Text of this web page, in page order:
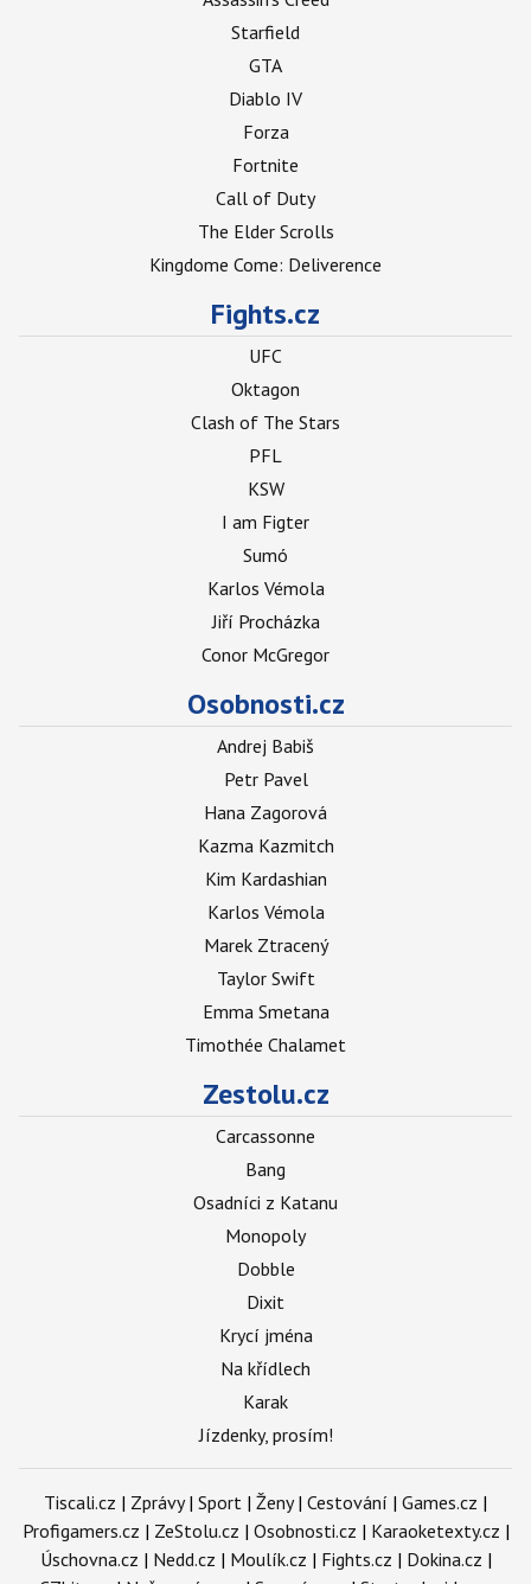
Starfield
GTA
Diablo IV
Forza
Fortnite
Call of Duty
The Elder Scrolls
Kingdome Come: Deliverence
Fights.cz
UFC
Oktagon
Clash of The Stars
PFL
KSW
I am Figter
Sumó
Karlos Vémola
Jiří Procházka
Conor McGregor
Osobnosti.cz
Andrej Babiš
Petr Pavel
Hana Zagorová
Kazma Kazmitch
Kim Kardashian
Karlos Vémola
Marek Ztracený
Taylor Swift
Emma Smetana
Timothée Chalamet
Zestolu.cz
Carcassonne
Bang
Osadníci z Katanu
Monopoly
Dobble
Dixit
Krycí jména
Na křídlech
Karak
Jízdenky, prosím!
Tiscali.cz | Zprávy| Sport | Ženy| Cestování | Games.cz |
Profigamers.cz | ZeStolu.cz | Osobnosti.cz | Karaoketexty.cz |
Úschovna.cz | Nedd.cz | Moulík.cz | Fights.cz | Dokina.cz |